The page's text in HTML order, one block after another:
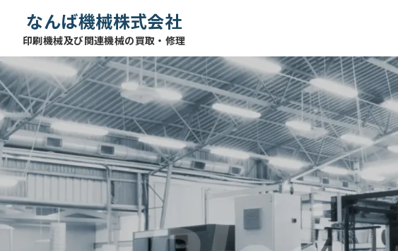
なんば機械株式会社
印刷機械及び関連機械の買取・修理